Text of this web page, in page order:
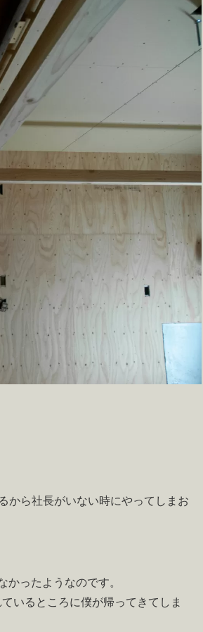
から社長がいない時にやってしまお
ったようなのです。
いるところに僕が帰ってきてしま